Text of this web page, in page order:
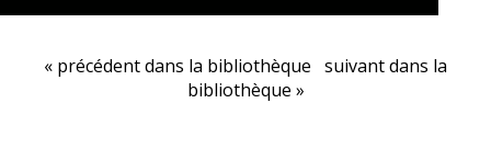
« précédent dans la bibliothèque suivant dans la
bibliothèque »